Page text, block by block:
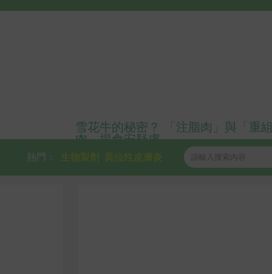
雪花牛的秘密？ 「注脂肉」與「重
肉」揭食安疑慮
異位性皮膚炎
生物製劑
熱門：